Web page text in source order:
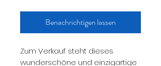
Benachrichtigen lassen
Zum Verkauf steht dieses
wunderschöne und einzigartige